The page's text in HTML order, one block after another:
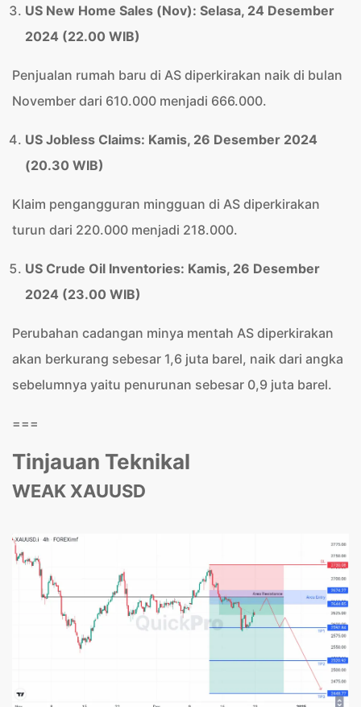
US New Home Sales (Nov): Selasa, 24 Desember
2024 (22.00 WIB)
Penjualan rumah baru di AS diperkirakan naik di bulan
November dari 610.000 menjadi 666.000.
US Jobless Claims: Kamis, 26 Desember 2024
(20.30 WIB)
Klaim pengangguran mingguan di AS diperkirakan
turun dari 220.000 menjadi 218.000.
US Crude Oil Inventories: Kamis, 26 Desember
2024 (23.00 WIB)
Perubahan cadangan minya mentah AS diperkirakan
akan berkurang sebesar 1,6 juta barel, naik dari angka
sebelumnya yaitu penurunan sebesar 0,9 juta barel.
===
Tinjauan Teknikal
WEAK XAUUSD